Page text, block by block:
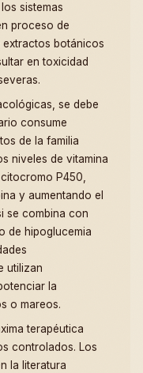
sistemas
proceso de
extractos botánicos
en toxicidad
se debe
consume
de la familia
niveles de vitamina
P450,
y aumentando el
se combina con
de hipoglucemia
utilizan
la
o mareos.
terapéutica
controlados. Los
la literatura